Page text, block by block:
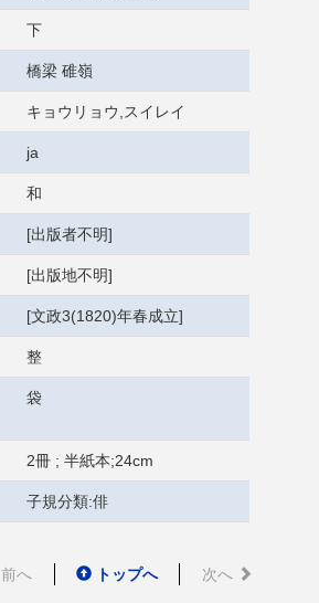
下
橋梁 碓嶺
キョウリョウ,スイレイ
ja
和
[出版者不明]
[出版地不明]
[文政3(1820)年春成立]
整
袋
2冊 ; 半紙本;24cm
子規分類:俳
前へ トップへ 次へ